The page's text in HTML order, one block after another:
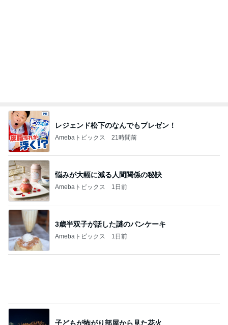
小倉 15年いただく友人の母のそば
Amebaトピックス